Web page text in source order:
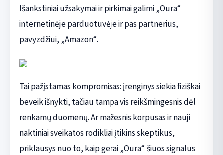
Išankstiniai užsakymai ir pirkimai galimi „Oura“
internetinėje parduotuvėje ir pas partnerius,
pavyzdžiui, „Amazon“.
Tai pažįstamas kompromisas: įrenginys siekia fiziškai
beveik išnykti, tačiau tampa vis reikšmingesnis dėl
renkamų duomenų. Ar mažesnis korpusas ir nauji
naktiniai sveikatos rodikliai įtikins skeptikus,
priklausys nuo to, kaip gerai „Oura“ šiuos signalus